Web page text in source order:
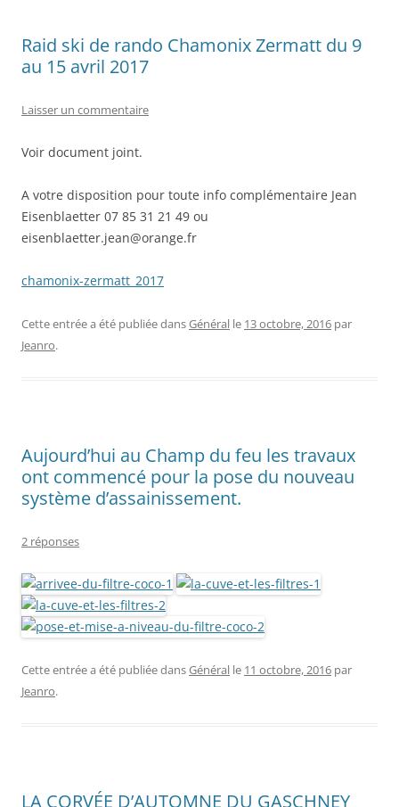
Raid ski de rando Chamonix Zermatt du 9
au 15 avril 2017
Laisser un commentaire
Voir document joint.
A votre disposition pour toute info complémentaire Jean
Eisenblaetter 07 85 31 21 49 ou
eisenblaetter.jean@orange.fr
chamonix-zermatt_2017
Cette entrée a été publiée dansGénéral le 13 octobre, 2016 par
Jeanro.
Aujourd’hui au Champ du feu les travaux
ont commencé pour la pose du nouveau
système d’assainissement.
2 réponses
Cette entrée a été publiée dansGénéral le 11 octobre, 2016 par
Jeanro.
LA CORVÉE D’AUTOMNE DU GASCHNEY